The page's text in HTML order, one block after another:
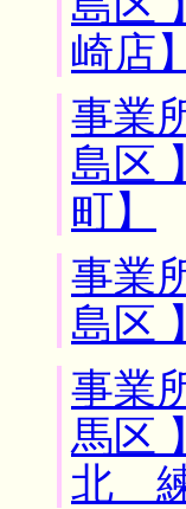
崎店】
事業
島区
町】
事業
島区
事業
馬区
北 練